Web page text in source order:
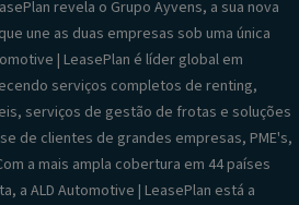
revela o Grupo Ayvens, a sua nova
une as duas empresas sob uma única
| LeasePlan é líder global em
serviços completos de renting,
serviços de gestão de frotas e soluções
de clientes de grandes empresas, PME's,
a mais ampla cobertura em 44 países
a ALD Automotive | LeasePlan está a